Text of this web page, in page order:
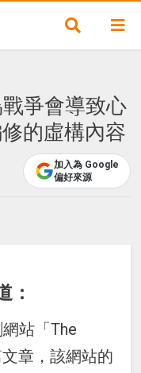
戰爭會導致心
的虛構內容
加入為 Google
偏好來源
：
站「The
章，該網站的